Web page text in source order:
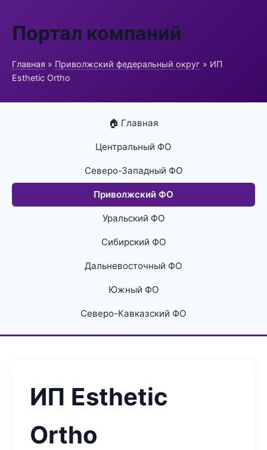
Портал компаний
Главная » Приволжский федеральный округ » ИП
Esthetic Ortho
🏠 Главная
Центральный ФО
Северо-Западный ФО
Приволжский ФО
Уральский ФО
Сибирский ФО
Дальневосточный ФО
Южный ФО
Северо-Кавказский ФО
ИП Esthetic
Ortho